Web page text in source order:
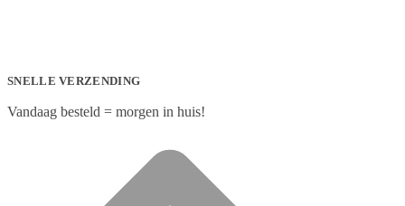
SNELLE VERZENDING
Vandaag besteld = morgen in huis!